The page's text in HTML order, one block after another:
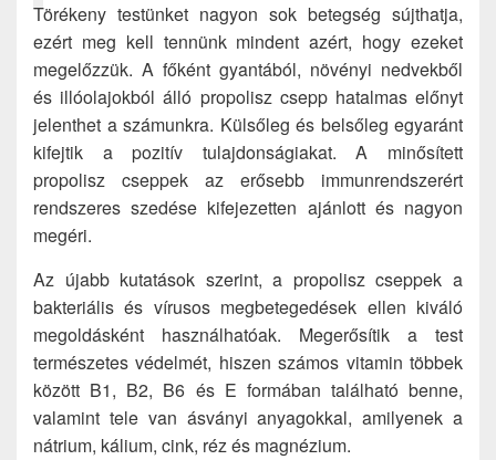
Törékeny testünket nagyon sok betegség sújthatja,
ezért meg kell tennünk mindent azért, hogy ezeket
megelőzzük. A főként gyantából, növényi nedvekből
és illóolajokból álló propolisz csepp hatalmas előnyt
jelenthet a számunkra. Külsőleg és belsőleg egyaránt
kifejtik a pozitív tulajdonságiakat. A minősített
propolisz cseppek az erősebb immunrendszerért
rendszeres szedése kifejezetten ajánlott és nagyon
megéri.
Az újabb kutatások szerint, a propolisz cseppek a
bakteriális és vírusos megbetegedések ellen kiváló
megoldásként használhatóak. Megerősítik a test
természetes védelmét, hiszen számos vitamin többek
között B1, B2, B6 és E formában található benne,
valamint tele van ásványi anyagokkal, amilyenek a
nátrium, kálium, cink, réz és magnézium.